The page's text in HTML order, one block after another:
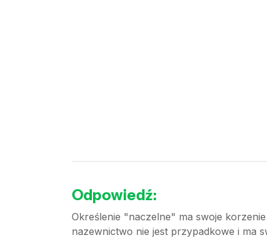
Odpowiedź:
Określenie "naczelne" ma swoje
nazewnictwo nie jest przypadkowe i ma